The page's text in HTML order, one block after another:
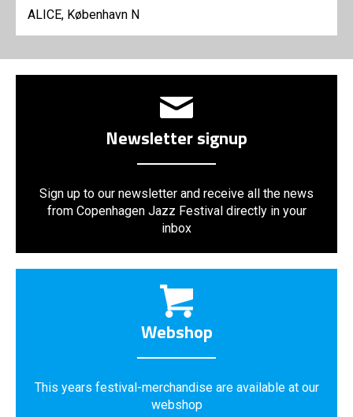
ALICE, København N
Newsletter signup
Sign up to our newsletter and receive all the news
from Copenhagen Jazz Festival directly in your
inbox
Webshop
This years festival-merchandise are available at our
webshop